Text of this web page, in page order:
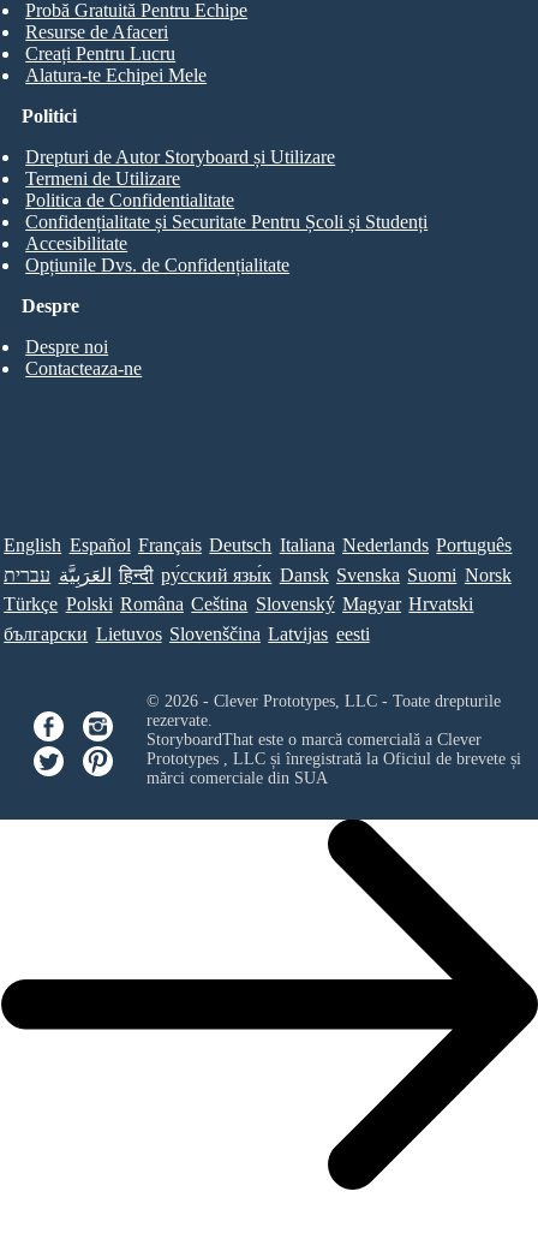
Probă Gratuită Pentru Echipe
Resurse de Afaceri
Creați Pentru Lucru
Alatura-te Echipei Mele
Despre
Despre noi
Contacteaza-ne
Politici
Drepturi de Autor Storyboard și Utilizare
Termeni de Utilizare
Politica de Confidentialitate
Confidențialitate și Securitate Pentru Școli și Studenți
Accesibilitate
Opțiunile Dvs. de Confidențialitate
English Español Français Deutsch Italiana Nederlands Português
עברית العَرَبِيَّة हिन्दी ру́сский язы́к Dansk Svenska Suomi Norsk
Türkçe Polski Româna Ceština Slovenský Magyar Hrvatski
български Lietuvos Slovenščina Latvijas eesti
© 2026 - Clever Prototypes, LLC - Toate drepturile
rezervate.
StoryboardThat este o marcă comercială a Clever
Prototypes , LLCși înregistrată la Oficiul de brevete și
mărci comerciale din SUA